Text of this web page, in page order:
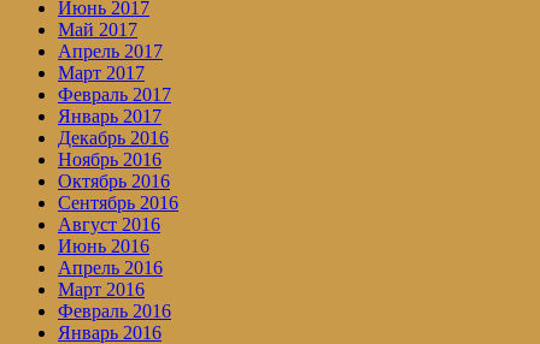
Июнь 2017
Май 2017
Апрель 2017
Март 2017
Февраль 2017
Январь 2017
Декабрь 2016
Ноябрь 2016
Октябрь 2016
Сентябрь 2016
Август 2016
Июнь 2016
Апрель 2016
Март 2016
Февраль 2016
Январь 2016